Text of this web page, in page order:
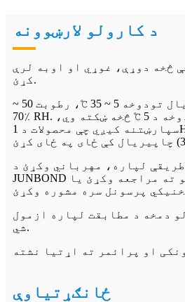
د کارولو لارښوونه
څخه دوړې، غوړي او اوبه لرې
کړئ.
د استعمال چاپیریال تودوخه 5 ~ 35 ℃، رطوبت 50 ~
70٪ RH. کله چې تودوخه د 5 ℃ څخه ښکته وي،
سپارښتنه کیږي چې محصولات د 1H لپاره د 30 ~ 40 ℃ په
لپاره، مهرباني وکړئ د
JUNBOND ساختماني توضیحاتو ته مراجعه وکړئ یا
دمخه د مطابقت لپاره ازمول
شي.
ځانګړتیاوې